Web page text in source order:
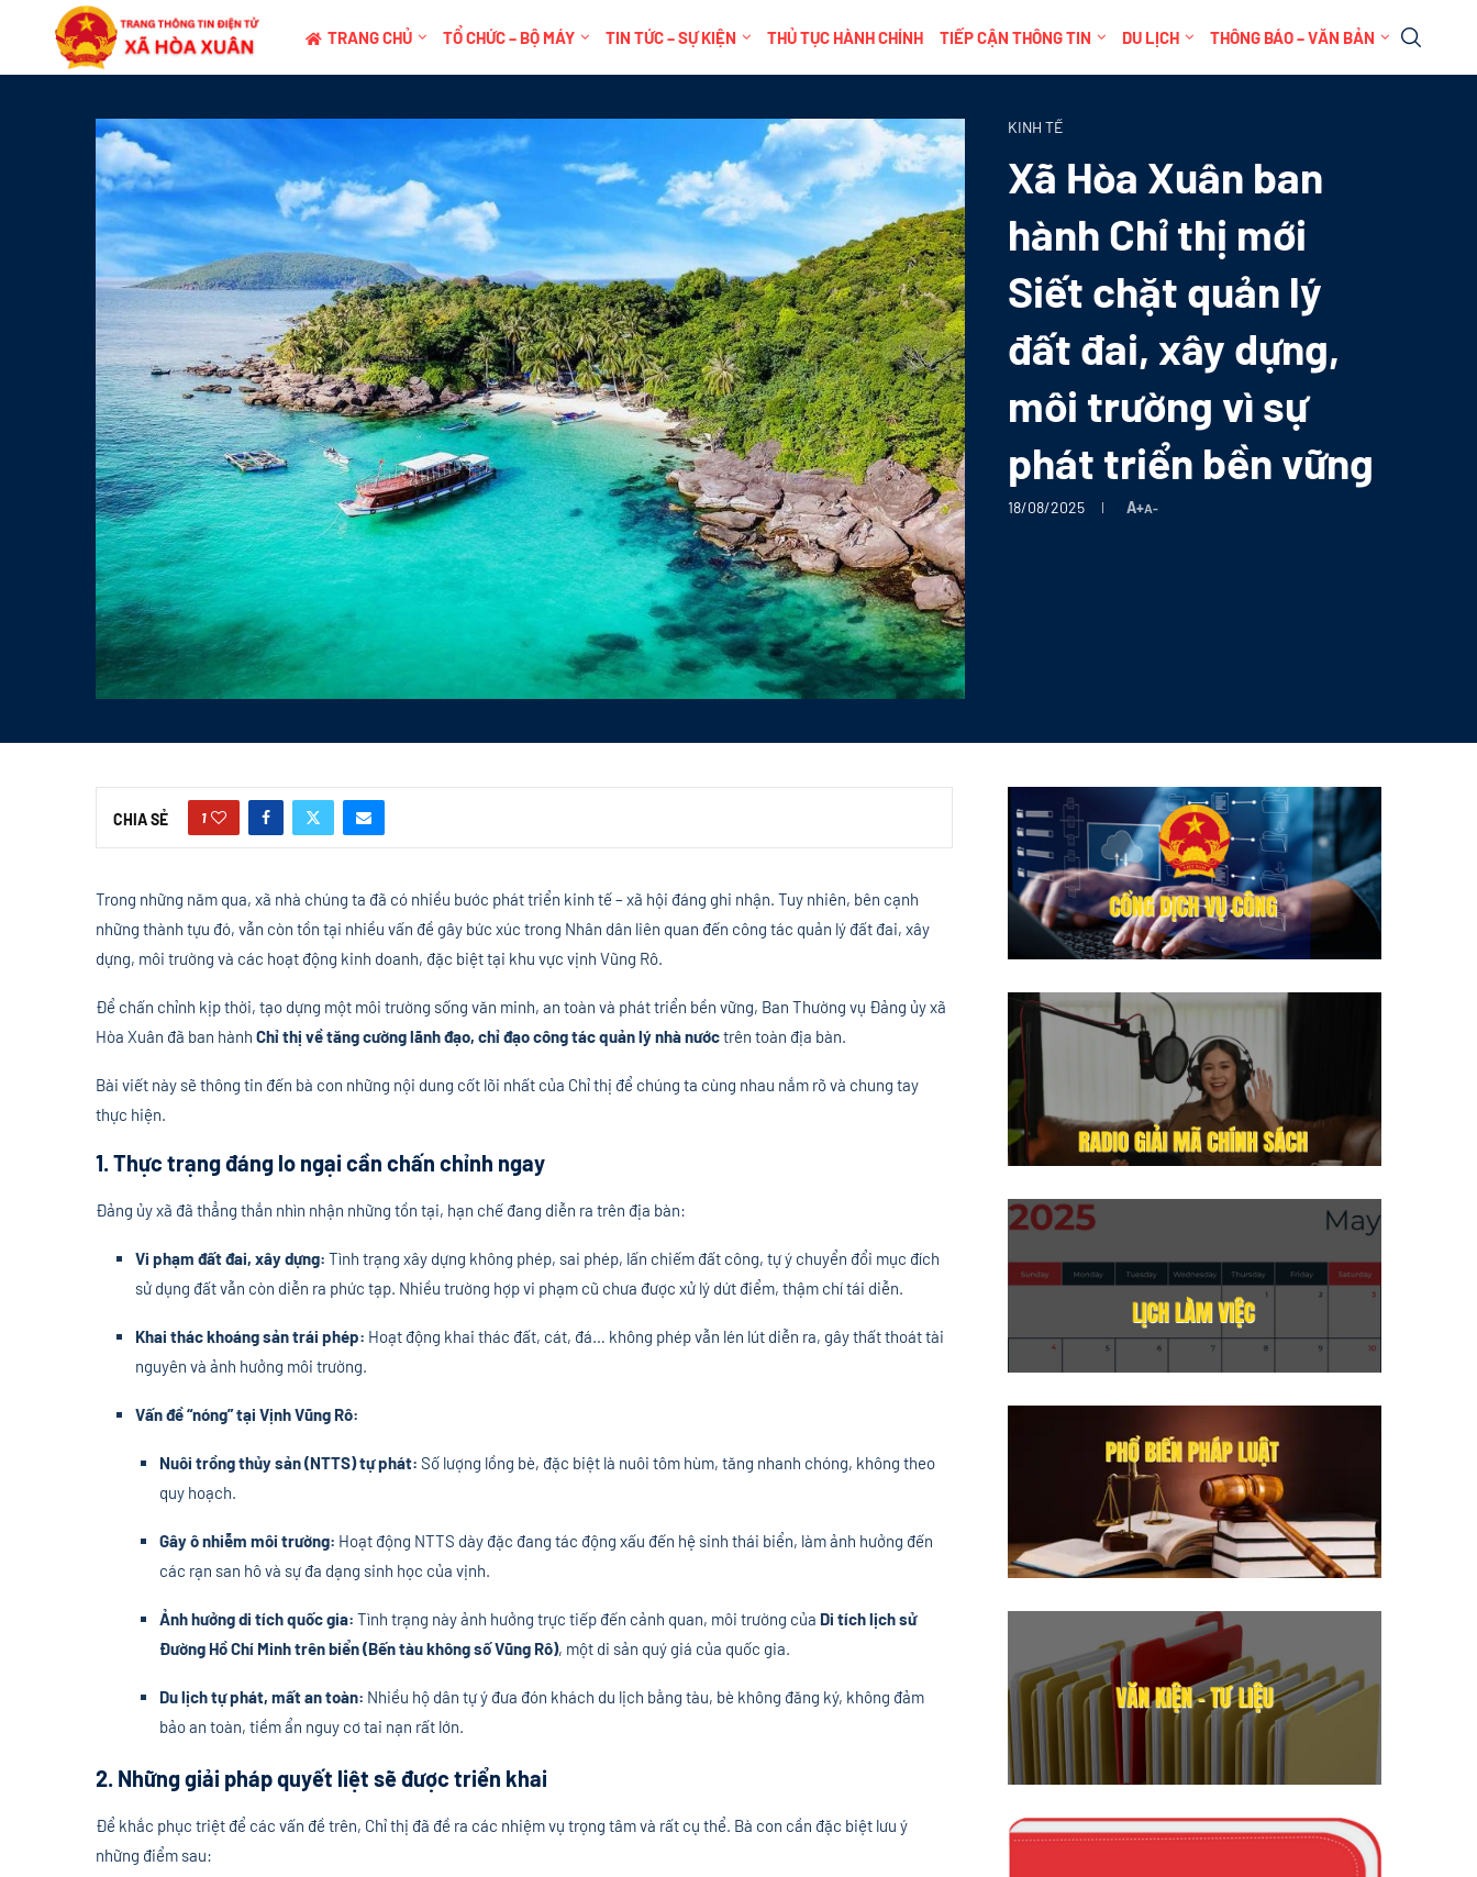
TRANG CHỦ TỔ CHỨC – BỘ MÁY TIN TỨC – SỰ KIỆN THỦ TỤC HÀNH CHÍNH TIẾP CẬN THÔNG TIN DU LỊCH THÔNG BÁO – VĂN BẢN
KINH TẾ
Xã Hòa Xuân ban
hành Chỉ thị mới
Siết chặt quản lý
đất đai, xây dựng,
môi trường vì sự
phát triển bền vững
18/08/2025 A+A-
CHIA SẺ 1
Trong những năm qua, xã nhà chúng ta đã có nhiều bước phát triển kinh tế – xã hội đáng ghi nhận. Tuy nhiên, bên cạnh
những thành tựu đó, vẫn còn tồn tại nhiều vấn đề gây bức xúc trong Nhân dân liên quan đến công tác quản lý đất đai, xây
dựng, môi trường và các hoạt động kinh doanh, đặc biệt tại khu vực vịnh Vũng Rô.
Để chấn chỉnh kịp thời, tạo dựng một môi trường sống văn minh, an toàn và phát triển bền vững, Ban Thường vụ Đảng ủy xã
Hòa Xuân đã ban hành Chỉ thị về tăng cường lãnh đạo, chỉ đạo công tác quản lý nhà nướctrên toàn địa bàn.
Bài viết này sẽ thông tin đến bà con những nội dung cốt lõi nhất của Chỉ thị để chúng ta cùng nhau nắm rõ và chung tay
thực hiện.
1. Thực trạng đáng lo ngại cần chấn chỉnh ngay
Đảng ủy xã đã thẳng thắn nhìn nhận những tồn tại, hạn chế đang diễn ra trên địa bàn:
Vi phạm đất đai, xây dựng: Tình trạng xây dựng không phép, sai phép, lấn chiếm đất công, tự ý chuyển đổi mục đích
sử dụng đất vẫn còn diễn ra phức tạp. Nhiều trường hợp vi phạm cũ chưa được xử lý dứt điểm, thậm chí tái diễn.
Khai thác khoáng sản trái phép: Hoạt động khai thác đất, cát, đá… không phép vẫn lén lút diễn ra, gây thất thoát tài
nguyên và ảnh hưởng môi trường.
Vấn đề “nóng” tại Vịnh Vũng Rô:
Nuôi trồng thủy sản (NTTS) tự phát: Số lượng lồng bè, đặc biệt là nuôi tôm hùm, tăng nhanh chóng, không theo
quy hoạch.
Gây ô nhiễm môi trường: Hoạt động NTTS dày đặc đang tác động xấu đến hệ sinh thái biển, làm ảnh hưởng đến
các rạn san hô và sự đa dạng sinh học của vịnh.
Ảnh hưởng di tích quốc gia: Tình trạng này ảnh hưởng trực tiếp đến cảnh quan, môi trường của Di tích lịch sử
Đường Hồ Chí Minh trên biển (Bến tàu không số Vũng Rô), một di sản quý giá của quốc gia.
Du lịch tự phát, mất an toàn: Nhiều hộ dân tự ý đưa đón khách du lịch bằng tàu, bè không đăng ký, không đảm
bảo an toàn, tiềm ẩn nguy cơ tai nạn rất lớn.
2. Những giải pháp quyết liệt sẽ được triển khai
Để khắc phục triệt để các vấn đề trên, Chỉ thị đã đề ra các nhiệm vụ trọng tâm và rất cụ thể. Bà con cần đặc biệt lưu ý
những điểm sau: